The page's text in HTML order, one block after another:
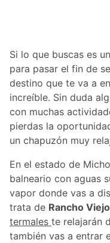
Si lo que buscas es
para pasar el fin de
destino que te va a
increíble. Sin duda
con muchas
pierdas la
un chapuzón muy
En el estado de
balneario con aguas
vapor donde vas a
trata de Rancho
termales te relajarán
también vas a entrar